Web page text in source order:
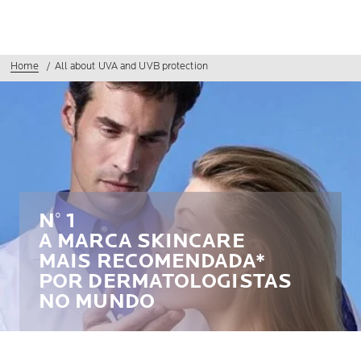
Home All about UVA and UVB protection
N° 1
A MARCA SKINCARE
MAIS RECOMENDADA*
POR DERMATOLOGISTAS
NO MUNDO